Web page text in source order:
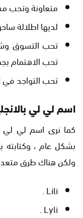
متعاونة وتحب
لديها اطلالة
تحب التسوق
تحب الاهتمام
تحب التواجد في
اسم لي لي
كما نرى اسم لي
بشكل عام ، وكتابته
ولكن هناك طرق
Lili .
Lyli .